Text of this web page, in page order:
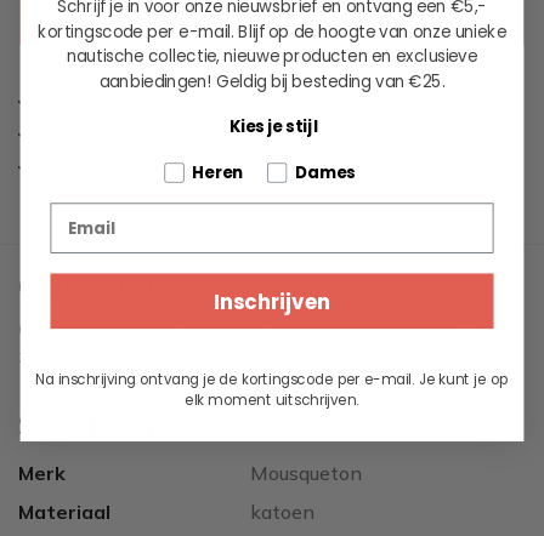
T. 050-3123481
Unieke collectie maritieme kleding
Al 60+ jaar passie voor maritieme levensstijl
Omschrijving
Comfortabel, mooi, praktisch, wasbaar en compact, ... hier
zijn alle troeven van deze mooie Bob Mousqueton.
Specificaties
Merk
Mousqueton
Materiaal
katoen
Schrijf je in voor onze nieuwsbrief en ontvang een €5,-
kortingscode per e-mail. Blijf op de hoogte van onze unieke
nautische collectie, nieuwe producten en exclusieve
aanbiedingen! Geldig bij besteding van €25.
Kies je stijl
Tell us about your pets
Heren Dames
Inschrijven
Na inschrijving ontvang je de kortingscode per e-mail. Je kunt je op
elk moment uitschrijven.